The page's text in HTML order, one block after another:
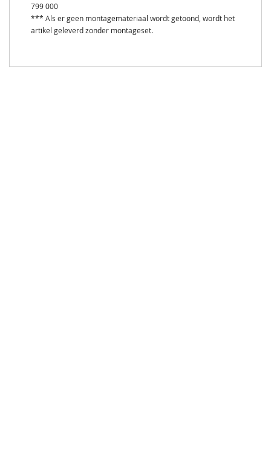
799 000
*** Als er geen montagemateriaal wordt getoond, wordt het
artikel geleverd zonder montageset.